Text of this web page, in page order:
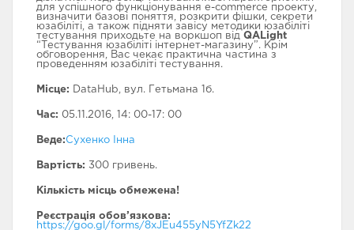
для успішного функціонування e-commerce проекту,
визначити базові поняття, розкрити фішки, секрети
юзабіліті, а також підняти завісу методики юзабіліті
тестування приходьте на воркшоп від QALight
“Тестування юзабіліті інтернет-магазину”. Крім
обговорення, Вас чекає практична частина з
проведенням юзабіліті тестування.
Місце: DataHub, вул. Гетьмана 1б.
Час: 05.11.2016, 14: 00-17: 00
Веде:Сухенко Інна
Вартість: 300 гривень.
Кількість місць обмежена!
Реєстрація обов’язкова:
https://goo.gl/forms/8xJEu455yN5YfZk22
РОЗШИРЕНИЙ
МОДУЛЬ З
АВТОМАТИЗАЦІЇ
ТЕСТУВАННЯ
ПРОГРАМУВАННЯ
FULLSTACK WЕB
DEVELOPЕR
FRONTEND WЕB
DEVELOPMENT
TECH SKІLLS